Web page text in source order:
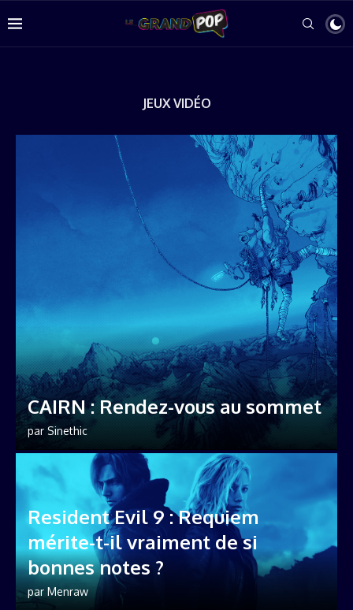
JEUX VIDÉO
CAIRN : Rendez-vous au sommet
par Sinethic
Resident Evil 9 : Requiem
mérite-t-il vraiment de si
bonnes notes ?
par Menraw